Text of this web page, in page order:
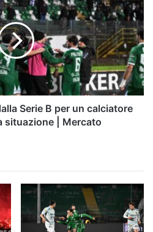
Serie B per un calciatore
situazione | Mercato